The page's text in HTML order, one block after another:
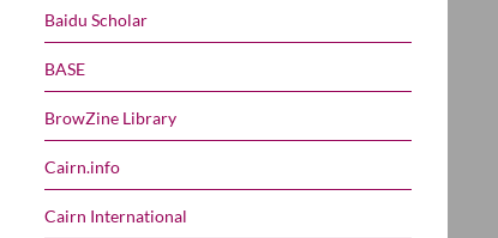
Baidu Scholar
BASE
BrowZine Library
Cairn.info
Cairn International